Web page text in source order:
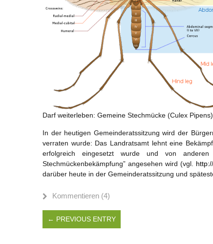
Darf weiterleben: Gemeine Stechmücke (Culex Pipens)
In der heutigen Gemeinderatssitzung wird der
verraten wurde: Das Landratsamt lehnt eine
erfolgreich eingesetzt wurde und von
Stechmückenbekämpfung” angesehen wird (vgl.
darüber heute in der Gemeinderatssitzung und
Kommentieren (4)
← PREVIOUS ENTRY